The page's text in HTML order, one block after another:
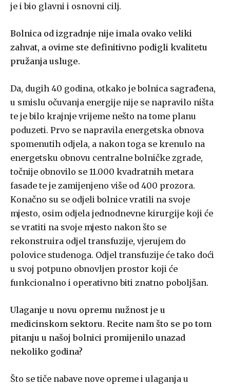
je i bio glavni i osnovni cilj.
Bolnica od izgradnje nije imala ovako veliki
zahvat, a ovime ste definitivno podigli kvalitetu
pružanja usluge.
Da, dugih 40 godina, otkako je bolnica sagrađena,
u smislu očuvanja energije nije se napravilo ništa
te je bilo krajnje vrijeme nešto na tome planu
poduzeti. Prvo se napravila energetska obnova
spomenutih odjela, a nakon toga se krenulo na
energetsku obnovu centralne bolničke zgrade,
točnije obnovilo se 11.000 kvadratnih metara
fasade te je zamijenjeno više od 400 prozora.
Konačno su se odjeli bolnice vratili na svoje
mjesto, osim odjela jednodnevne kirurgije koji će
se vratiti na svoje mjesto nakon što se
rekonstruira odjel transfuzije, vjerujem do
polovice studenoga. Odjel transfuzije će tako doći
u svoj potpuno obnovljen prostor koji će
funkcionalno i operativno biti znatno poboljšan.
Ulaganje u novu opremu nužnost je u
medicinskom sektoru. Recite nam što se po tom
pitanju u našoj bolnici promijenilo unazad
nekoliko godina?
Što se tiče nabave nove opreme i ulaganja u